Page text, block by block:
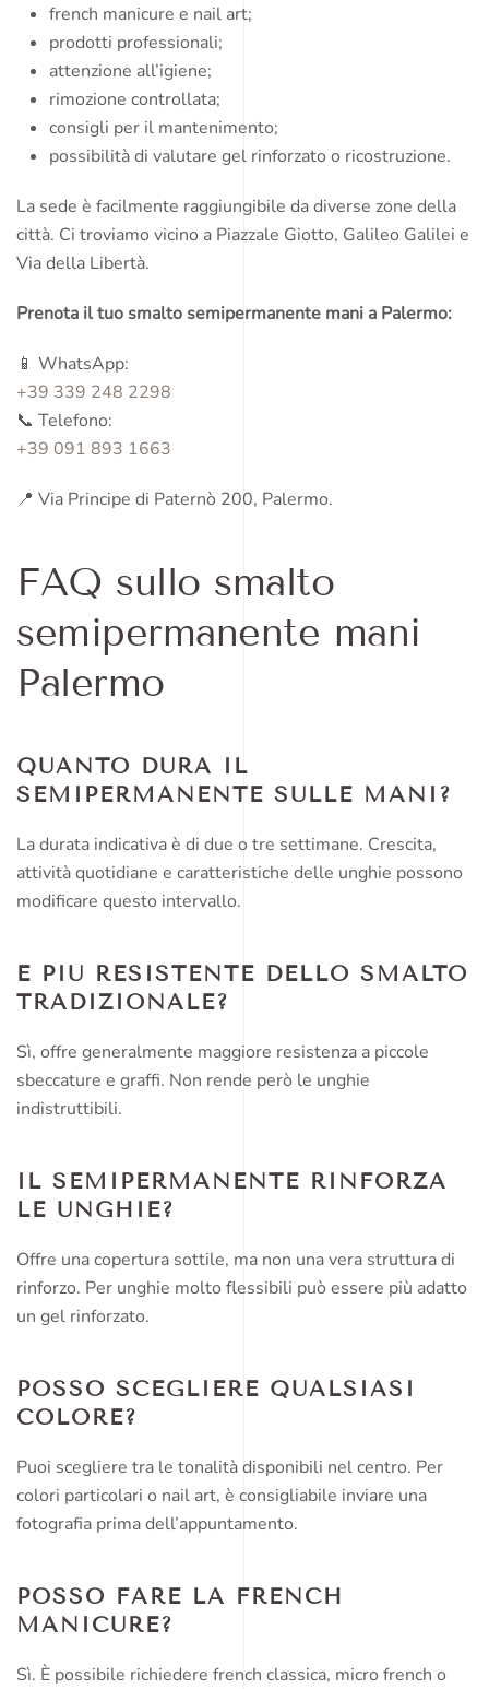
french manicure e nail art;
prodotti professionali;
attenzione all’igiene;
rimozione controllata;
consigli per il mantenimento;
possibilità di valutare gel rinforzato o ricostruzione.
La sede è facilmente raggiungibile da diverse zone della
città. Ci troviamo vicino a Piazzale Giotto, Galileo Galilei e
Via della Libertà.
Prenota il tuo smalto semipermanente mani a Palermo:
📱 WhatsApp:
+39 339 248 2298
📞 Telefono:
+39 091 893 1663
📍 Via Principe di Paternò 200, Palermo.
FAQ sullo smalto
semipermanente mani
Palermo
QUANTO DURA IL
SEMIPERMANENTE SULLE MANI?
La durata indicativa è di due o tre settimane. Crescita,
attività quotidiane e caratteristiche delle unghie possono
modificare questo intervallo.
È PIÙ RESISTENTE DELLO SMALTO
TRADIZIONALE?
Sì, offre generalmente maggiore resistenza a piccole
sbeccature e graffi. Non rende però le unghie
indistruttibili.
IL SEMIPERMANENTE RINFORZA
LE UNGHIE?
Offre una copertura sottile, ma non una vera struttura di
rinforzo. Per unghie molto flessibili può essere più adatto
un gel rinforzato.
POSSO SCEGLIERE QUALSIASI
COLORE?
Puoi scegliere tra le tonalità disponibili nel centro. Per
colori particolari o nail art, è consigliabile inviare una
fotografia prima dell’appuntamento.
POSSO FARE LA FRENCH
MANICURE?
Sì. È possibile richiedere french classica, micro french o